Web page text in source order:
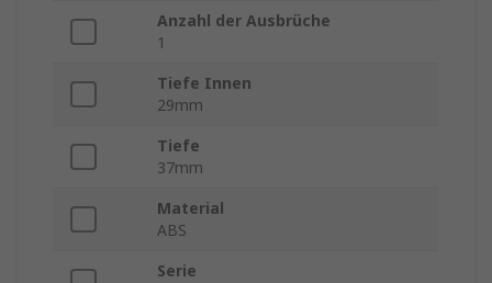
Anzahl der Ausbrüche
1
Tiefe Innen
29mm
Tiefe
37mm
Material
ABS
Serie